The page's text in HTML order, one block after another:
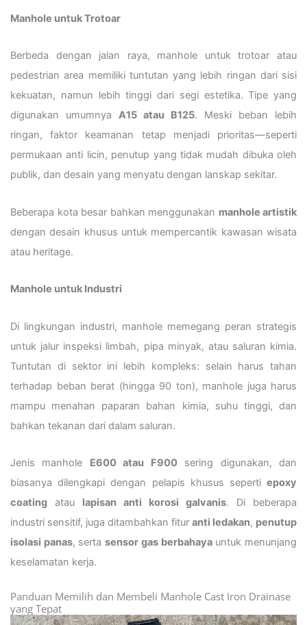
Manhole untuk Trotoar
Berbeda dengan jalan raya, manhole untuk trotoar atau
pedestrian area memiliki tuntutan yang lebih ringan dari sisi
kekuatan, namun lebih tinggi dari segi estetika. Tipe yang
digunakan umumnya A15 atau B125. Meski beban lebih
ringan, faktor keamanan tetap menjadi prioritas—seperti
permukaan anti licin, penutup yang tidak mudah dibuka oleh
publik, dan desain yang menyatu dengan lanskap sekitar.
Beberapa kota besar bahkan menggunakan manhole artistik
dengan desain khusus untuk mempercantik kawasan wisata
atau heritage.
Manhole untuk Industri
Di lingkungan industri, manhole memegang peran strategis
untuk jalur inspeksi limbah, pipa minyak, atau saluran kimia.
Tuntutan di sektor ini lebih kompleks: selain harus tahan
terhadap beban berat (hingga 90 ton), manhole juga harus
mampu menahan paparan bahan kimia, suhu tinggi, dan
bahkan tekanan dari dalam saluran.
Jenis manhole E600 atau F900sering digunakan, dan
biasanya dilengkapi dengan pelapis khusus seperti epoxy
coating atau lapisan anti korosi galvanis. Di beberapa
industri sensitif, juga ditambahkan fitur anti ledakan, penutup
isolasi panas, sertasensor gas berbahayauntuk menunjang
keselamatan kerja.
Panduan Memilih dan Membeli Manhole Cast Iron Drainase
yang Tepat